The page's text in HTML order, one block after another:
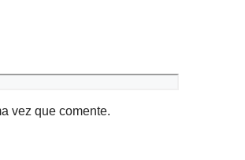
vez que comente.